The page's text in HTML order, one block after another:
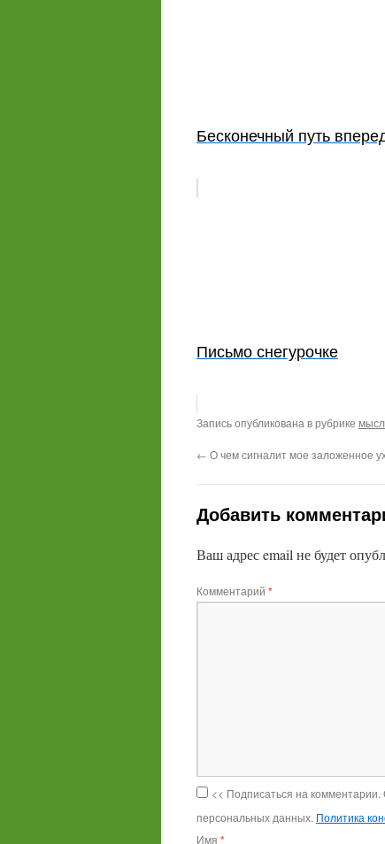
Бесконечный путь
Письмо снегурочке
Запись опубликована в рубрике
← О чем сигналит мое заложенное
Добавить
Ваш адрес email не будет
Комментарий *
<< Подписаться на
персональных данных. Политика
Имя *